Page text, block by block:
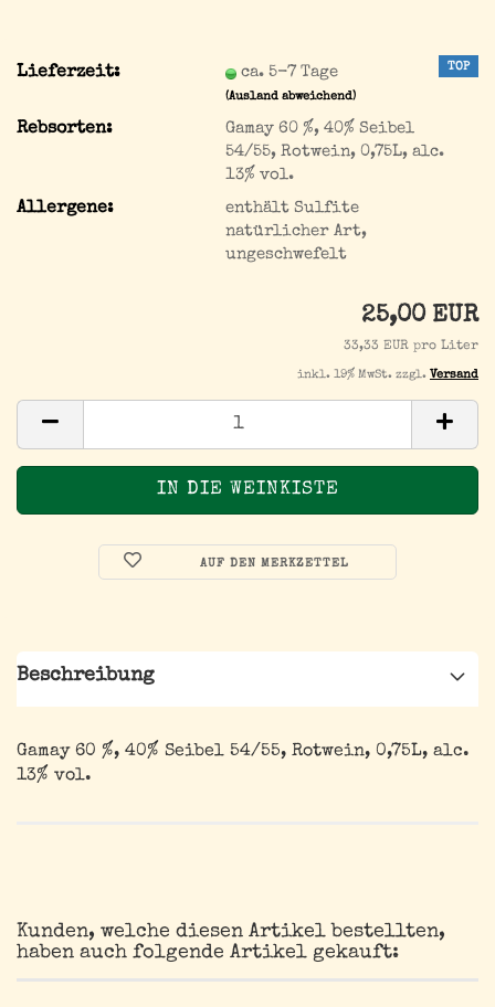
TOP
Lieferzeit: ca. 5-7 Tage
(Ausland abweichend)
Rebsorten:
Gamay 60 %, 40% Seibel
54/55, Rotwein, 0,75L, alc.
13% vol.
Allergene:
enthält Sulfite
natürlicher Art,
ungeschwefelt
25,00 EUR
33,33 EUR pro Liter
inkl. 19% MwSt. zzgl. Versand
AUF DEN MERKZETTEL
Beschreibung
Gamay 60 %, 40% Seibel 54/55, Rotwein, 0,75L, alc.
13% vol.
Kunden, welche diesen Artikel bestellten,
haben auch folgende Artikel gekauft: